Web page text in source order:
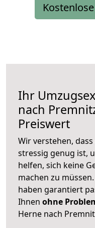
Ihr
nach
Preiswert
Wir verstehen,
stressig genug ist,
helfen, sich keine
machen zu
haben garantiert
Ihnen ohne
Herne nach